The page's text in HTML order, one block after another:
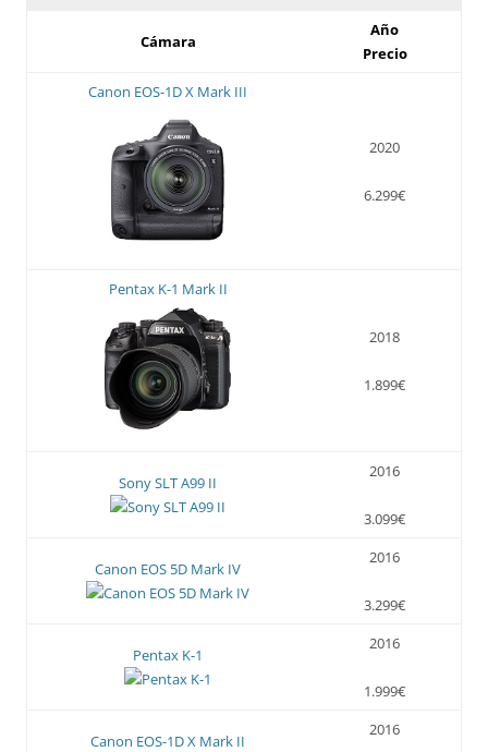
Cámara
Año
Precio
Canon EOS-1D X Mark III
2020
6.299€
Pentax K-1 Mark II
2018
1.899€
Sony SLT A99 II
2016
3.099€
Canon EOS 5D Mark IV
2016
3.299€
Pentax K-1
2016
1.999€
Canon EOS-1D X Mark II
2016